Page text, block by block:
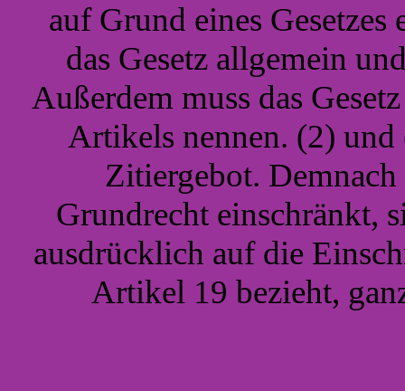
auf Grund eines
das Gesetz allgemein
Außerdem muss das
Artikels nennen. (2)
Zitiergebot. Demnach
Grundrecht einschränkt,
ausdrücklich auf die
Artikel 19 bezieht,